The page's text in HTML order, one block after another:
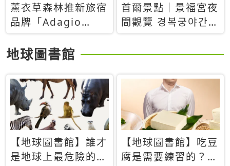
薰衣草森林推新旅宿
品牌「Adagio
Retreat」！首間選
址北海道8月開幕
首爾景點｜景福宮夜
間觀覽 경복궁야간관
람：2026年開放時
間、購票方式、實訪
與夜晚截然不同的宮
殿魅力
地球圖書館
【地球圖書館】誰才
是地球上最危險的動
【地球圖書館】吃豆
腐是需要練習的？當